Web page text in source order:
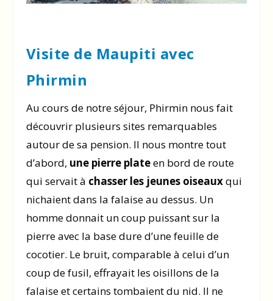
Visite de Maupiti avec
Phirmin
Au cours de notre séjour, Phirmin nous fait
découvrir plusieurs sites remarquables
autour de sa pension. Il nous montre tout
d’abord, une pierre plateen bord de route
qui servait à chasser les jeunes oiseauxqui
nichaient dans la falaise au dessus. Un
homme donnait un coup puissant sur la
pierre avec la base dure d’une feuille de
cocotier. Le bruit, comparable à celui d’un
coup de fusil, effrayait les oisillons de la
falaise et certains tombaient du nid. Il ne